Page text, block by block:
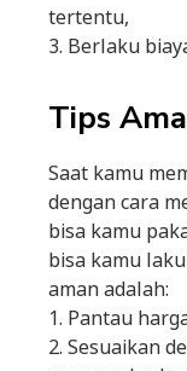
tertentu,
3. Berlaku
Tips
Saat kamu
dengan cara
bisa kamu
bisa kamu
aman adalah:
1. Pantau
2. Sesuaikan